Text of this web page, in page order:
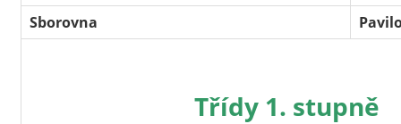
Sborovna
Třídy 1. stupně